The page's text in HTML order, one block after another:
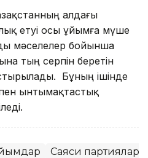
алдағы
етуі осы ұйымға мүше
мәселелер бойынша
тың серпін беретін
Бұның ішінде
пен ынтымақтастық
Саяси партиялар